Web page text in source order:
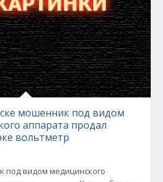
мошенник под видом
аппарата продал
вольтметр
под видом медицинского